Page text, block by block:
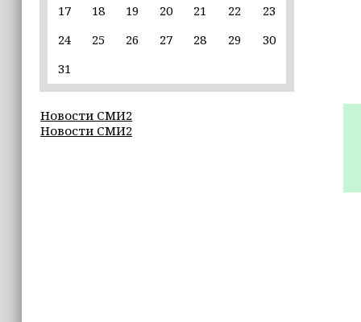
16:50
Рамзан Кадыров зарегистрирован
16:47
землетрясения, рассказала
ветеринар
17
18 19 20 21 22
23
24
25 26 27 28 29
30
31
Новости СМИ2
Новости СМИ2